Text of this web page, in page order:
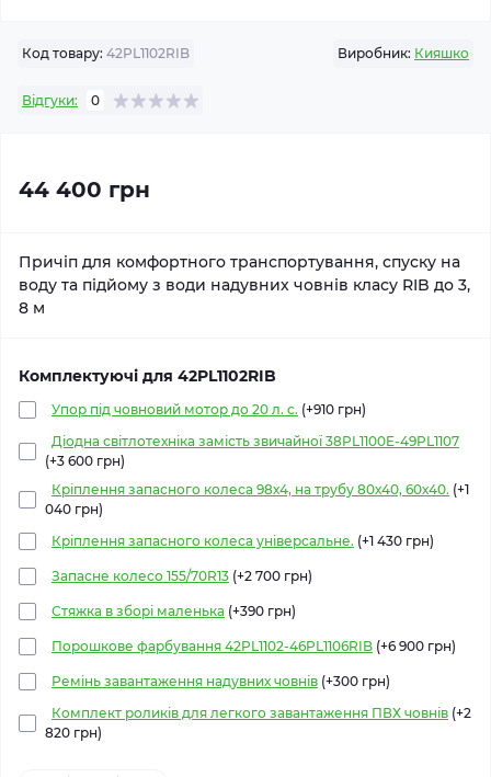
Код товару: 42PL1102RIB Виробник: Кияшко
Відгуки: 0
44 400 грн
Причіп для комфортного транспортування, спуску на
воду та підйому з води надувних човнів класу RIB до 3,
8 м
Комплектуючі для 42PL1102RIB
Упор під човновий мотор до 20 л. с. (+910 грн)
Діодна світлотехніка замість звичайної 38PL1100E-49PL1107
(+3 600 грн)
Кріплення запасного колеса 98х4, на трубу 80х40, 60х40. (+1
040 грн)
Кріплення запасного колеса універсальне. (+1 430 грн)
Запасне колесо 155/70R13 (+2 700 грн)
Стяжка в зборі маленька (+390 грн)
Порошкове фарбування 42PL1102-46PL1106RIB (+6 900 грн)
Ремінь завантаження надувних човнів (+300 грн)
Комплект роликів для легкого завантаження ПВХ човнів (+2
820 грн)